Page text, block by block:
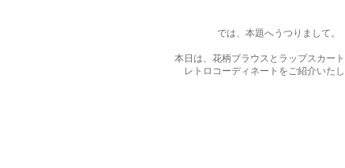
では、本題へうつりまして。
本日は、花柄ブラウスとラップスカー
レトロコーディネートをご紹介いた